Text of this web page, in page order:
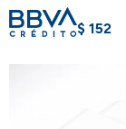
$ 152